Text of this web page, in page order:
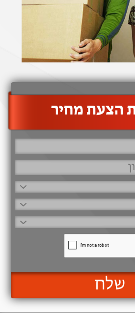
הצעת מחיר
שלח